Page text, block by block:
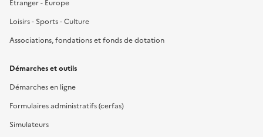
Étranger - Europe
Loisirs - Sports - Culture
Associations, fondations et fonds de dotation
Démarches et outils
Démarches en ligne
Formulaires administratifs (cerfas)
Simulateurs